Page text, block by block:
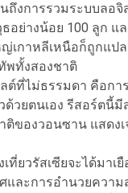
ถึงการรวมระบบลอ
อย่างน้อย 100 ลูก
กาหลีเหนือก็ถูกแป
พทั้งสองชาติ
ที่ไม่ธรรมดา คือกา
วยตนเอง รีสอร์ตนี้
ของวอนซาน แสดง
ที่ยวรัสเซียจะได้มา
ละการอำนวยความ